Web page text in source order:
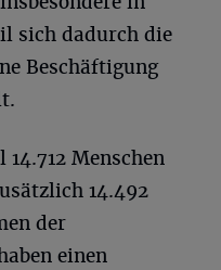
sich dadurch die
Beschäftigung
Menschen
14.492
der
einen